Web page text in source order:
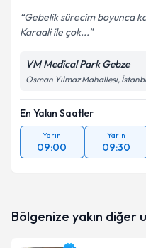
Gebelik sürecim boyunca
Karaali ile çok...
VM Medical Park Gebze
Osman Yılmaz Mahallesi,
En Yakın Saatler
Yarın
09:00
Yarın
09:30
Bölgenize yakın diğer